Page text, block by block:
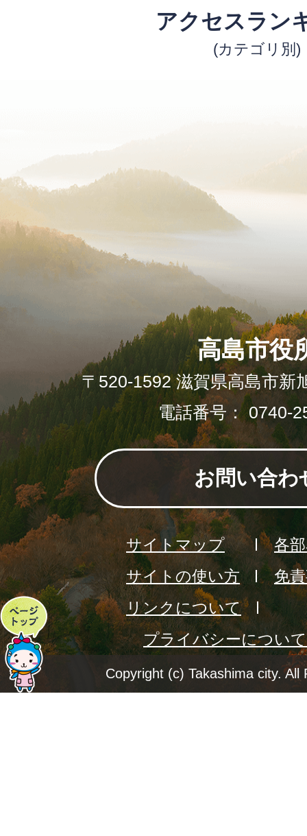
アクセスラン
(カテゴリ別)
ペ
ー
ジ
高島市役
〒520-1592 滋賀県高島市新
電話番号： 0740-
お問い合わ
サイトマップ
各
サイトの使い方
免
リンクについて
プライバシーについて
Copyright (c) Takashima city. All